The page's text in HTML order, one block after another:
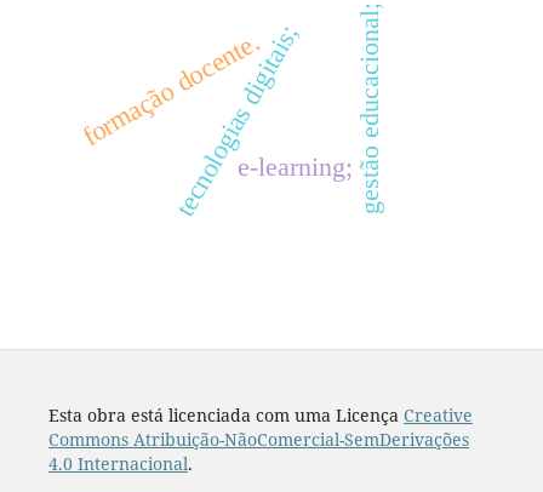
gestão educacional;
e-learning;
tecnologias digitais;
formação docente.
Esta obra está licenciada com uma Licença Creative
Commons Atribuição-NãoComercial-SemDerivações
4.0 Internacional.